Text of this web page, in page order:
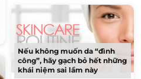
Nếu không muốn da “đình
công”, hãy gạch bỏ hết những
khái niệm sai lầm này